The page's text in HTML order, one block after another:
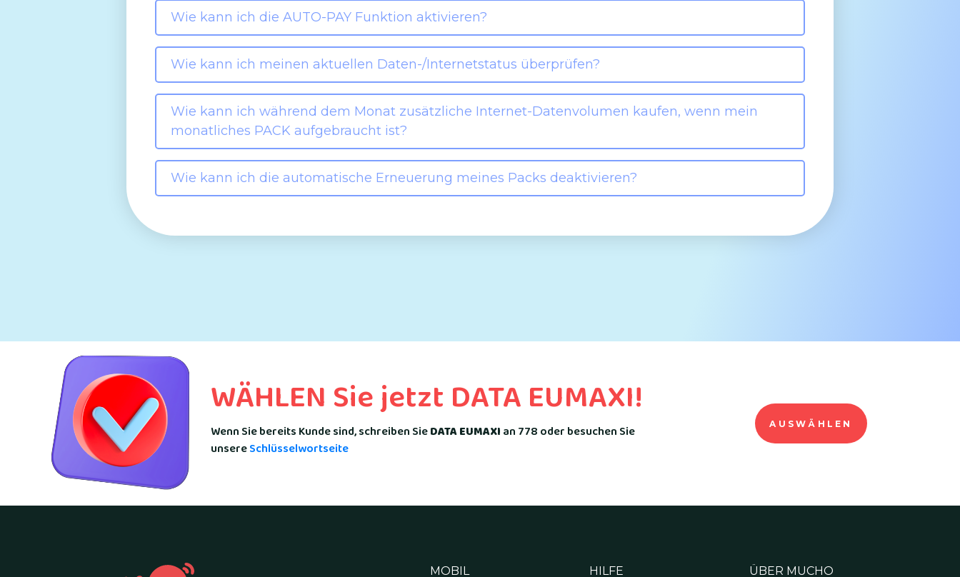
Wie kann ich die AUTO-PAY Funktion aktivieren?
Wie kann ich meinen aktuellen Daten-/Internetstatus überprüfen?
Wie kann ich während dem Monat zusätzliche Internet-Datenvolumen kaufen, wenn mein
monatliches PACK aufgebraucht ist?
Wie kann ich die automatische Erneuerung meines Packs deaktivieren?
WÄHLEN Sie jetzt DATA EUMAXI!
Wenn Sie bereits Kunde sind, schreiben SieDATA EUMAXI an 778 oder besuchen Sie
unsereSchlüsselwortseite
AUSWÄHLEN
MOBIL HILFE ÜBER MUCHO